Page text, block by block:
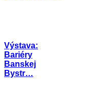
Výstava:
Bariéry
Banskej
Bystr…